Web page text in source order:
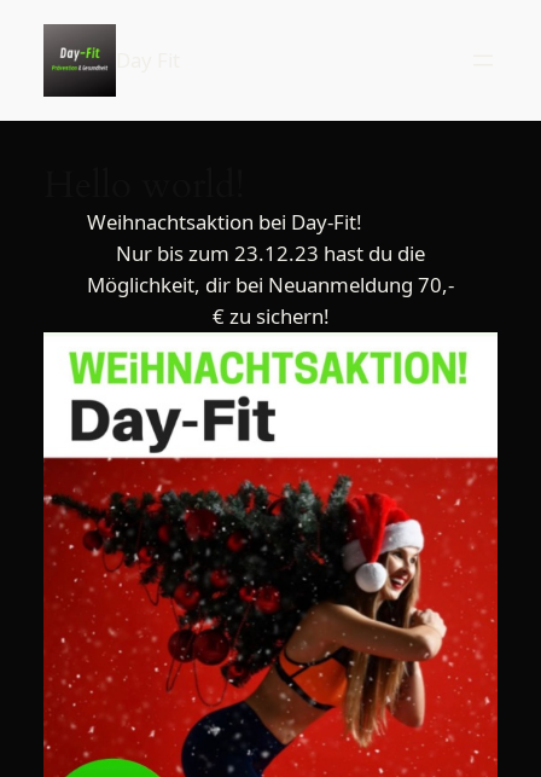
springen
Weihnachtsaktion bei Day-Fit!
Nur bis zum 23.12.23 hast du die
Möglichkeit, dir bei Neuanmeldung 70,-
€ zu sichern!